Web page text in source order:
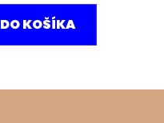
DO KOŠÍKA